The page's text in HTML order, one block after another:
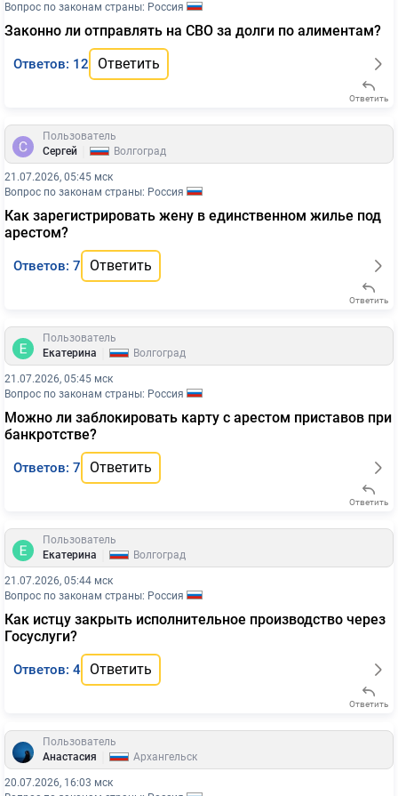
Вопрос по законам страны: Россия
Законно ли отправлять на СВО за долги по алиментам?
Ответов: 12 Ответить
Ответить
Пользователь
Сергей
Волгоград
21.07.2026, 05:45 мск
Вопрос по законам страны: Россия
Как зарегистрировать жену в единственном жилье под
арестом?
Ответов: 7 Ответить
Ответить
Пользователь
Екатерина
Волгоград
21.07.2026, 05:45 мск
Вопрос по законам страны: Россия
Можно ли заблокировать карту с арестом приставов при
банкротстве?
Ответов: 7 Ответить
Ответить
Пользователь
Екатерина
Волгоград
21.07.2026, 05:44 мск
Вопрос по законам страны: Россия
Как истцу закрыть исполнительное производство через
Госуслуги?
Ответов: 4 Ответить
Ответить
Пользователь
Анастасия
Архангельск
20.07.2026, 16:03 мск